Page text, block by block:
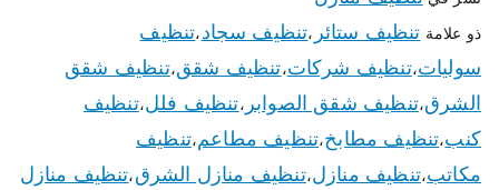
ذو علامة تنظيف ستائر ،تنظيف سجاد،تنظيف
سوليات،تنظيف شركات،تنظيف شقق،تنظيف شقق
الشرق،تنظيف شقق الصوابر ،تنظيف فلل،تنظيف
كنب،تنظيف مطابخ،تنظيف مطاعم،تنظيف
مكاتب،تنظيف منازل،تنظيف منازل الشرق،تنظيف منازل